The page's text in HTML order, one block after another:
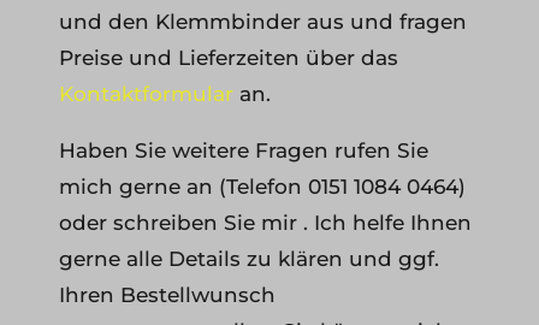
und den Klemmbinder aus und fragen
Preise und Lieferzeiten über das
Kontaktformular an.
Haben Sie weitere Fragen rufen Sie
mich gerne an (Telefon 0151 1084 0464)
oder schreiben Sie mir . Ich helfe Ihnen
gerne alle Details zu klären und ggf.
Ihren Bestellwunsch